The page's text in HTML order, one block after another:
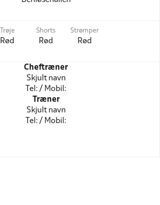
Trøje
Rød
Shorts
Rød
Strømper
Rød
Cheftræner
Skjult navn
Tel: / Mobil:
Træner
Skjult navn
Tel: / Mobil: